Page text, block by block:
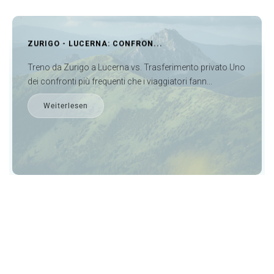
Se non hai visitato la Fassnacht durante il tuo soggiorno a
Basilea, il tuo viaggio non è completo. È il festival più
grande della Svizzera che si svolge ogni anno. Fassnacht
La gente del posto si veste con i costumi di Fassnacht e si
scatena al ritmo della musica suonata dai tamburini. Come
il nostroTrasferimento aeroporto Basilea vi farà sapere, è
GUIDA ALLO SCALO ALL'...
Cosa fare a Francoforte durante uno scalo Organizzare
attività a Francoforte durante uno scalo è mo...
Weiterlesen